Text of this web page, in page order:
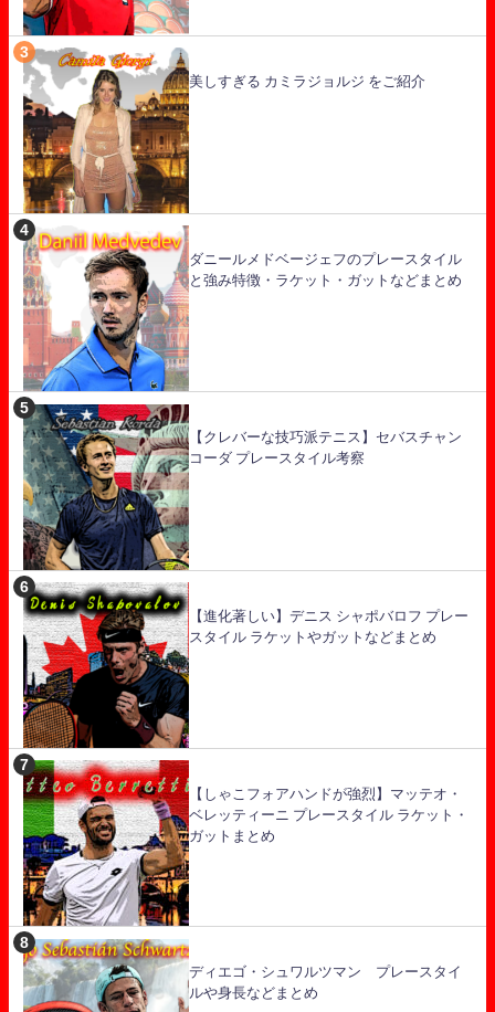
美しすぎる カミラジョルジ をご紹介
ダニールメドベージェフのプレースタイル
と強み特徴・ラケット・ガットなどまとめ
【クレバーな技巧派テニス】セバスチャン
コーダ プレースタイル考察
【進化著しい】デニス シャポバロフ プレー
スタイル ラケットやガットなどまとめ
【しゃこフォアハンドが強烈】マッテオ・
ベレッティーニ プレースタイル ラケット・
ガットまとめ
ディエゴ・シュワルツマン プレースタイ
ルや身長などまとめ